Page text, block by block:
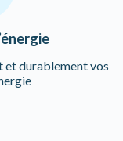
et durablement vos